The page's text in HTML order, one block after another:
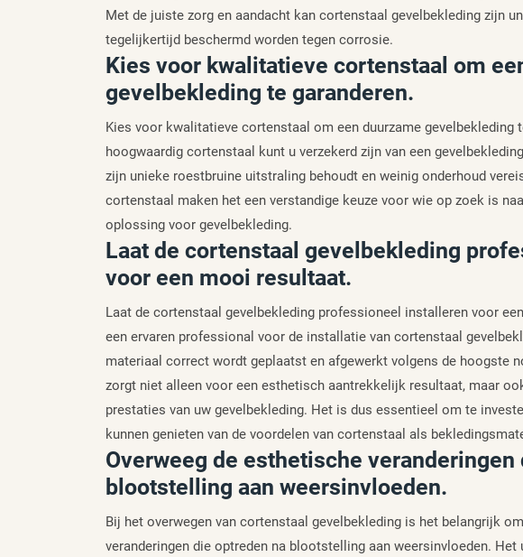
Met de juiste zorg en aandacht kan cortenstaal gevelbekleding zijn
tegelijkertijd beschermd worden tegen corrosie.
Kies voor kwalitatieve cortenstaal om
gevelbekleding te garanderen.
Kies voor kwalitatieve cortenstaal om een duurzame gevelbekleding
hoogwaardig cortenstaal kunt u verzekerd zijn van een
zijn unieke roestbruine uitstraling behoudt en weinig onderhoud
cortenstaal maken het een verstandige keuze voor wie op zoek is
oplossing voor gevelbekleding.
Laat de cortenstaal gevelbekleding
voor een mooi resultaat.
Laat de cortenstaal gevelbekleding professioneel installeren voor
een ervaren professional voor de installatie van cortenstaal
materiaal correct wordt geplaatst en afgewerkt volgens de hoogste
zorgt niet alleen voor een esthetisch aantrekkelijk resultaat, maar
prestaties van uw gevelbekleding. Het is dus essentieel om te
kunnen genieten van de voordelen van cortenstaal als
Overweeg de esthetische veranderingen
blootstelling aan weersinvloeden.
Bij het overwegen van cortenstaal gevelbekleding is het belangrijk
veranderingen die optreden na blootstelling aan weersinvloeden.